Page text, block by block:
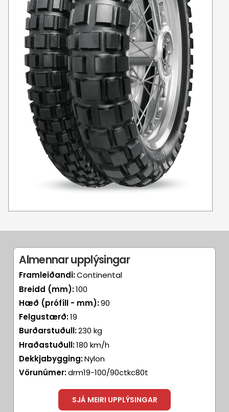
Almennar upplýsingar
Framleiðandi:Continental
Breidd (mm):100
Hæð (prófíll - mm):90
Felgustærð:19
Burðarstuðull:230 kg
Hraðastuðull:180 km/h
Dekkjabygging:Nylon
Vörunúmer:drm19-100/90ctkc80t
SJÁ MEIRI UPPLÝSINGAR